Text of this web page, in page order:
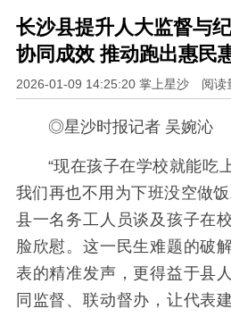
长沙县提升人大监督与
协同成效 推动跑出惠民
2026-01-09 14:25:20 掌上星沙 阅读
◎星沙时报记者 吴婉沁
“现在孩子在学校就能吃
我们再也不用为下班没空做
县一名务工人员谈及孩子在
脸欣慰。这一民生难题的破
表的精准发声，更得益于县
同监督、联动督办，让代表